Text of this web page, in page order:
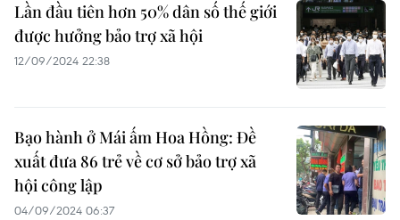
Lần đầu tiên hơn 50% dân số thế giới
được hưởng bảo trợ xã hội
12/09/2024 22:38
Bạo hành ở Mái ấm Hoa Hồng: Đề
xuất đưa 86 trẻ về cơ sở bảo trợ xã
hội công lập
04/09/2024 06:37